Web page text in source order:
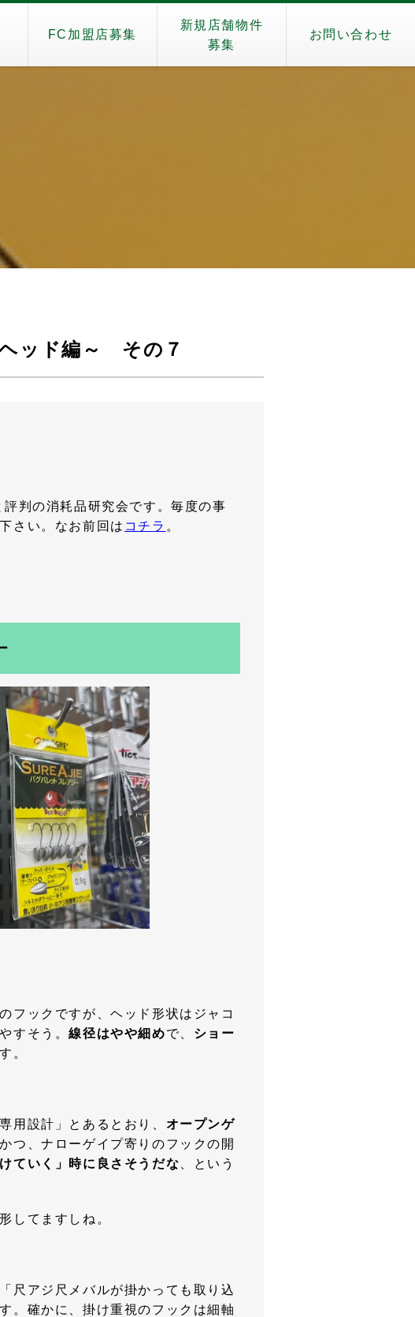
FC加盟店募集
新規店舗物件
募集
お問い合わせ
ヘッド編～ その７
判の消耗品研究会です。毎度の事
さい。なお前回は コチラ 。
フックですが、ヘッド形状はジャコ
すそう。線径はやや細めで、 ショー
。
用設計」とあるとおり、 オープンゲ
かつ、ナローゲイプ寄りのフックの開
ていく」時に良さそうだな 、という
してますしね。
尺アジ尺メバルが掛かっても取り込
。確かに、掛け重視のフックは細軸